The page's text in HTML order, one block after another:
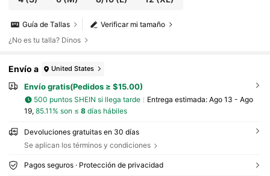
Verificar mi tamaño
Guía de Tallas
¿No es tu talla? Dinos
Envío a United States
Envío gratis(Pedidos ≥ $15.00)
500 puntos SHEIN si llega tarde Entrega estimada: Ago 13 - Ago
19, 85.11% son ≤ 8días hábiles
Devoluciones gratuitas en 30 días
Se aplican los términos y condiciones
Pagos seguros · Protección de privacidad